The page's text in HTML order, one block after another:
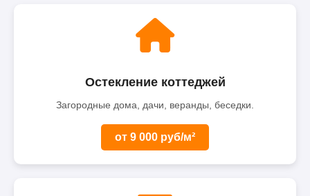
Остекление коттеджей
Загородные дома, дачи, веранды, беседки.
от 9 000 руб/м²